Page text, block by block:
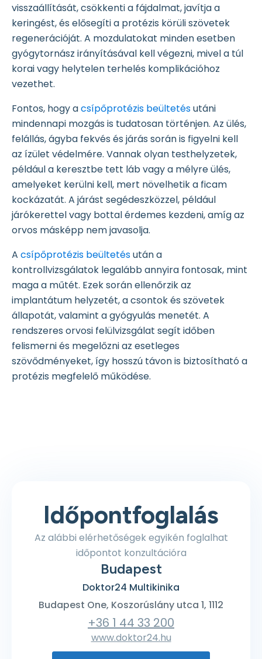
visszaállítását, csökkenti a fájdalmat, javítja a
keringést, és elősegíti a protézis körüli szövetek
regenerációját. A mozdulatokat minden esetben
gyógytornász irányításával kell végezni, mivel a túl
korai vagy helytelen terhelés komplikációhoz
vezethet.
Fontos, hogy acsípőprotézis beültetésutáni
mindennapi mozgás is tudatosan történjen. Az ülés,
felállás, ágyba fekvés és járás során is figyelni kell
az ízület védelmére. Vannak olyan testhelyzetek,
például a keresztbe tett láb vagy a mélyre ülés,
amelyeket kerülni kell, mert növelhetik a ficam
kockázatát. A járást segédeszközzel, például
járókerettel vagy bottal érdemes kezdeni, amíg az
orvos másképp nem javasolja.
A csípőprotézis beültetésután a
kontrollvizsgálatok legalább annyira fontosak, mint
maga a műtét. Ezek során ellenőrzik az
implantátum helyzetét, a csontok és szövetek
állapotát, valamint a gyógyulás menetét. A
rendszeres orvosi felülvizsgálat segít időben
felismerni és megelőzni az esetleges
szövődményeket, így hosszú távon is biztosítható a
protézis megfelelő működése.
Időpontfoglalás
Az alábbi elérhetőségek egyikén foglalhat
időpontot konzultációra
Budapest
Doktor24 Multikinika
Budapest One, Koszorúslány utca 1, 1112
+36 1 44 33 200
www.doktor24.hu